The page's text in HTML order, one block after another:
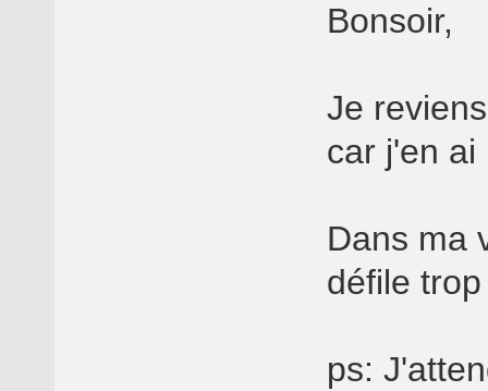
Bonsoir,
Je
car j'en ai
Dans ma
défile
ps: